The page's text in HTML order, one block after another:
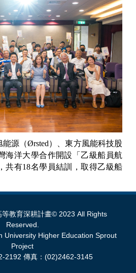
能源（Ørsted）、東方風能科技股
海洋大學合作開設「乙級船員航
共有18名學員結訓，取得乙級船
等教育深耕計畫© 2023 All Rights
Reserved.
University Higher Education Sprout
Project
2192 傳真：(02)2462-3145